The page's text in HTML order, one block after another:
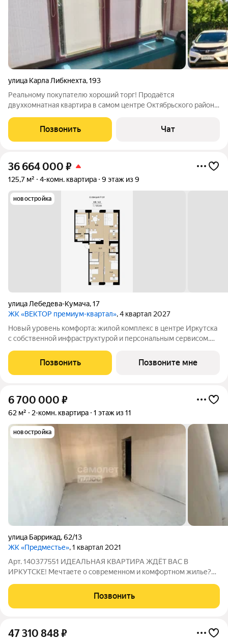
улица Карла Либкнехта,193
Реальному покупателю хороший торг! Продаётся
двухкомнатная квартира в самом центре Октябрьского района,
втором этаже. Односторонняя, светлая, уютная. Очень
удачное расположение: в 100 метрах
Позвонить Чат
36 664 000 ₽
125,7 м² 4-комн. квартира 9 этаж из 9
новостройка
улица Лебедева-Кумача,17
ЖК «ВЕКТОР премиум-квартал», 4 квартал 2027
Новый уровень комфорта: жилой комплекс в центре Иркутска
с собственной инфраструктурой и персональным сервисом.
ваше приватное частное пространство комфортно граничит с
продуманной
Позвонить Позвоните мне
6 700 000 ₽
62 м² 2-комн. квартира 1 этаж из 11
новостройка
улица Баррикад,62/13
ЖК «Предместье», 1 квартал 2021
Арт. 140377551 ИДЕАЛЬНАЯ КВАРТИРА ЖДЁТ ВАС В
ИРКУТСКЕ! Мечтаете о современном и комфортном жилье?
квартиру в новом монолитном доме 2021 года постройки ЖК
"Предместье" по адресу: Иркутск, улица Баррикад,
Позвонить
47 310 848₽